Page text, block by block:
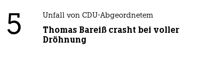
5 Unfall von CDU-Abgeordnetem
Thomas Bareiß crasht bei voller
Dröhnung